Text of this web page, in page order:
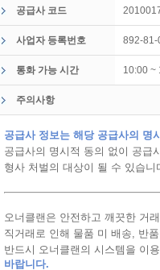
공급사 코드
사업자 등록번호 892-81-
통화 가능 시간 10:00
주의사항
공급사 정보는 해당 공급사의 명
공급사의 명시적 동의 없이 공급
형사 처벌의 대상이 될 수 있습니
오너클랜은 안전하고 깨끗한 거
직거래로 인해 물품 미 배송, 반
반드시 오너클랜의 시스템을 이
바랍니다.